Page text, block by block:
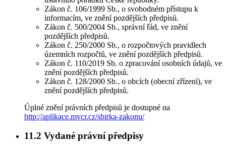
Zákon č. 106/1999 Sb., o svobodném přístupu k
informacím, ve znění pozdějších předpisů.
Zákon č. 500/2004 Sb., správní řád, ve znění
pozdějších předpisů.
Zákon č. 250/2000 Sb., o rozpočtových pravidlech
územních rozpočtů, ve znění pozdějších předpisů.
Zákon č. 110/2019 Sb. o zpracování osobních údajů, ve
znění pozdějších předpisů.
Zákon č. 128/2000 Sb., o obcích (obecní zřízení), ve
znění pozdějších předpisů.
Úplné znění právních předpisů je dostupné na
http://aplikace.mvcr.cz/sbirka-zakonu/
11.2 Vydané právní předpisy